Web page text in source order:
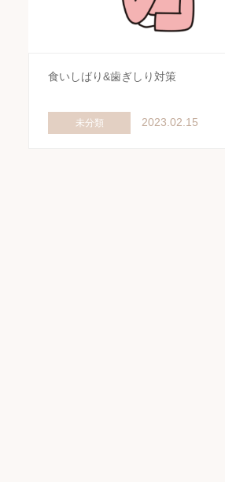
食いしばり&歯ぎしり対策
未分類 2023.02.15